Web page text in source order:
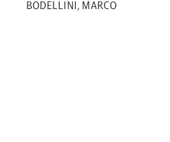
BODELLINI, MARCO